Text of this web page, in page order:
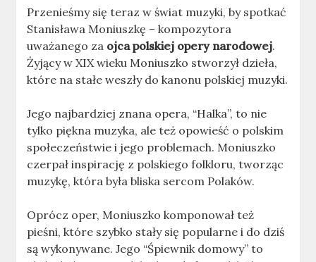
Przenieśmy się teraz w świat muzyki, by spotkać
Stanisława Moniuszkę – kompozytora
uważanego za ojca polskiej opery narodowej.
Żyjący w XIX wieku Moniuszko stworzył dzieła,
które na stałe weszły do kanonu polskiej muzyki.
Jego najbardziej znana opera, “Halka”, to nie
tylko piękna muzyka, ale też opowieść o polskim
społeczeństwie i jego problemach. Moniuszko
czerpał inspirację z polskiego folkloru, tworząc
muzykę, która była bliska sercom Polaków.
Oprócz oper, Moniuszko komponował też
pieśni, które szybko stały się popularne i do dziś
są wykonywane. Jego “Śpiewnik domowy” to